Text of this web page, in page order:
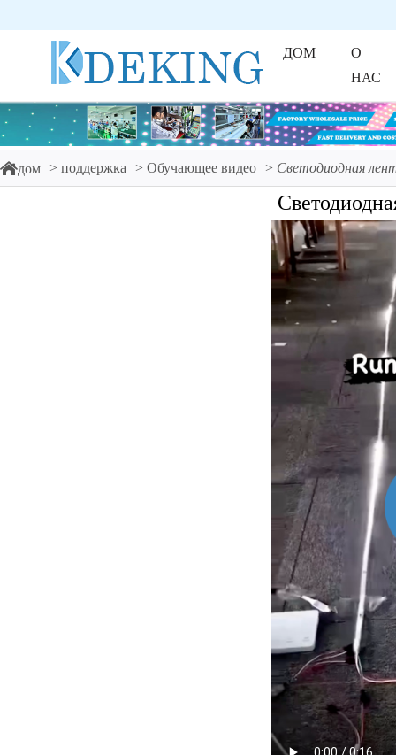
ДОМ
О
НАС
дом поддержка Обучающее видео Светодиодная